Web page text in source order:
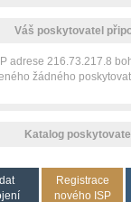
Váš poskytovatel
adrese 216.73.217.8
žádného
Katalog
Registrace
nového ISP